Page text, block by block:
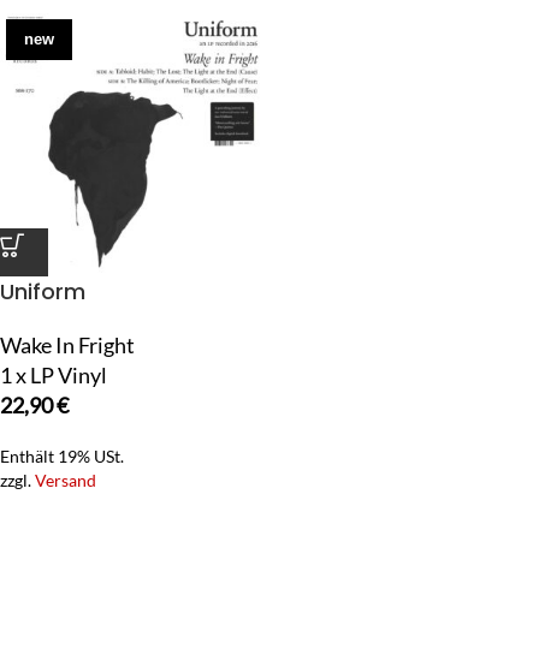
new
Uniform
Wake In Fright
1 x LP Vinyl
22,90€
Enthält 19% USt.
zzgl.Versand